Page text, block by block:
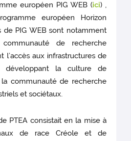
européen PIG WEB (ici) ,
européen Horizon
de PIG WEB sont notamment
de recherche
l’accès aux infrastructures de
développant la culture de
communauté de recherche
et sociétaux.
PTEA consistait en la mise à
de race Créole et de